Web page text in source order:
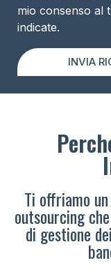
mio consenso al
indicate.
INVIA
Ti offriamo
outsourcing
di gestione